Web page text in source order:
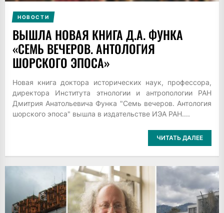
НОВОСТИ
ВЫШЛА НОВАЯ КНИГА Д.А. ФУНКА
«СЕМЬ ВЕЧЕРОВ. АНТОЛОГИЯ
ШОРСКОГО ЭПОСА»
Новая книга доктора исторических наук, профессора,
директора Института этнологии и антропологии РАН
Дмитрия Анатольевича Функа "Семь вечеров. Антология
шорского эпоса" вышла в издательстве ИЭА РАН....
ЧИТАТЬ ДАЛЕЕ